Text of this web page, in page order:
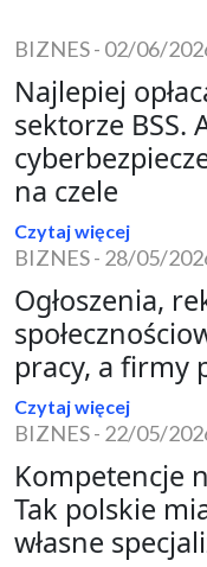
BIZNES- 02/06/
Najlepiej
sektorze BSS.
na czele
Czytaj więcej
BIZNES- 28/05/
Ogłoszenia,
pracy, a firmy
Czytaj więcej
BIZNES- 22/05/
Kompetencje
Tak polskie
własne